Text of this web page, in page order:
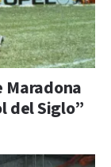
Maradona
del Siglo”